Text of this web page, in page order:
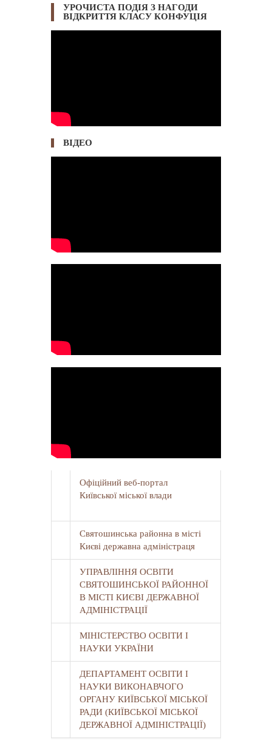
УРОЧИСТА ПОДІЯ З НАГОДИ
ВІДКРИТТЯ КЛАСУ КОНФУЦІЯ
ВІДЕО
Офіційний веб-портал
Київської міської влади
Святошинська районна в місті
Києві державна адміністраця
УПРАВЛІННЯ ОСВІТИ
СВЯТОШИНСЬКОЇ РАЙОННОЇ
В МІСТІ КИЄВІ ДЕРЖАВНОЇ
АДМІНІСТРАЦІЇ
МІНІСТЕРСТВО ОСВІТИ І
НАУКИ УКРАЇНИ
ДЕПАРТАМЕНТ ОСВІТИ І
НАУКИ ВИКОНАВЧОГО
ОРГАНУ КИЇВСЬКОЇ МІСЬКОЇ
РАДИ (КИЇВСЬКОЇ МІСЬКОЇ
ДЕРЖАВНОЇ АДМІНІСТРАЦІЇ)